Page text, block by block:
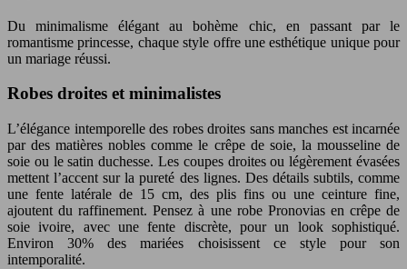
Du minimalisme élégant au bohème chic, en passant par le
romantisme princesse, chaque style offre une esthétique unique pour
un mariage réussi.
Robes droites et minimalistes
L’élégance intemporelle des robes droites sans manches est incarnée
par des matières nobles comme le crêpe de soie, la mousseline de
soie ou le satin duchesse. Les coupes droites ou légèrement évasées
mettent l’accent sur la pureté des lignes. Des détails subtils, comme
une fente latérale de 15 cm, des plis fins ou une ceinture fine,
ajoutent du raffinement. Pensez à une robe Pronovias en crêpe de
soie ivoire, avec une fente discrète, pour un look sophistiqué.
Environ 30% des mariées choisissent ce style pour son
intemporalité.